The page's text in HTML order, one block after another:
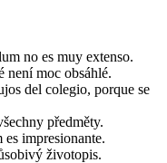
no es muy extenso.
není moc obsáhlé.
del colegio, porque se
předměty.
impresionante.
životopis.